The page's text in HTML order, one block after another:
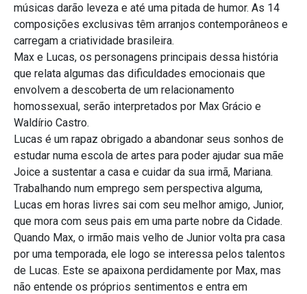
músicas darão leveza e até uma pitada de humor. As 14
composições exclusivas têm arranjos contemporâneos e
carregam a criatividade brasileira.
Max e Lucas, os personagens principais dessa história
que relata algumas das dificuldades emocionais que
envolvem a descoberta de um relacionamento
homossexual, serão interpretados por Max Grácio e
Waldírio Castro.
Lucas é um rapaz obrigado a abandonar seus sonhos de
estudar numa escola de artes para poder ajudar sua mãe
Joice a sustentar a casa e cuidar da sua irmã, Mariana.
Trabalhando num emprego sem perspectiva alguma,
Lucas em horas livres sai com seu melhor amigo, Junior,
que mora com seus pais em uma parte nobre da Cidade.
Quando Max, o irmão mais velho de Junior volta pra casa
por uma temporada, ele logo se interessa pelos talentos
de Lucas. Este se apaixona perdidamente por Max, mas
não entende os próprios sentimentos e entra em